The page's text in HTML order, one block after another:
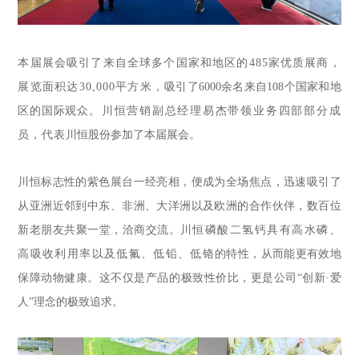
本届展会吸引了来自全球多个国家和地区的 485家优质展商，
展览面积达30,000平方米，吸引了6000余名来自108个国家和地
区的国际观众 。川恒营销副总经理易杰带领业务四部部分成
员，代表 川恒股份参加了本届展会。
川恒标志性的紫色展台一经亮相，便成为全场焦点，迅速吸引了
从亚洲近邻到中东、非洲、大洋洲以及欧洲的合作伙伴，数百位
新老朋友共聚一堂，洽商交流。
川恒磷酸二氢钙具有高水磷、
高吸收利用率以及低氟、低铅、低铬 的特性，从而能更有效地
保障动物健康。这不仅是产品的极致性价比，更是公司“创新·爱
人”理念的极致追求。